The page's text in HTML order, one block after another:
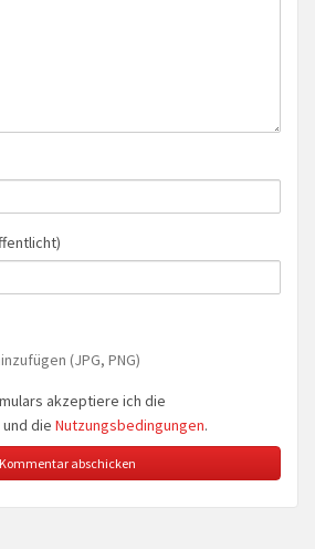
(JPG, PNG)
akzeptiere ich die
und die Nutzungsbedingungen.